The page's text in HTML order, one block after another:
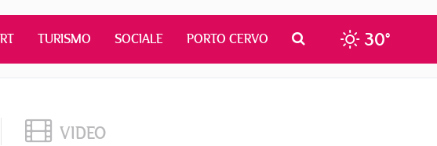
TURISMO SOCIALE PORTO CERVO 30°
VIDEO